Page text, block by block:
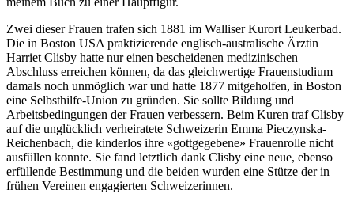
Zwei dieser Frauen trafen sich 1881 im Walliser Kurort Leukerbad.
Die in Boston USA praktizierende englisch-australische Ärztin
Harriet Clisby hatte nur einen bescheidenen medizinischen
Abschluss erreichen können, da das gleichwertige Frauenstudium
damals noch unmöglich war und hatte 1877 mitgeholfen, in Boston
eine Selbsthilfe-Union zu gründen. Sie sollte Bildung und
Arbeitsbedingungen der Frauen verbessern. Beim Kuren traf Clisby
auf die unglücklich verheiratete Schweizerin Emma Pieczynska-
Reichenbach, die kinderlos ihre «gottgegebene» Frauenrolle nicht
ausfüllen konnte. Sie fand letztlich dank Clisby eine neue, ebenso
erfüllende Bestimmung und die beiden wurden eine Stütze der in
frühen Vereinen engagierten Schweizerinnen.